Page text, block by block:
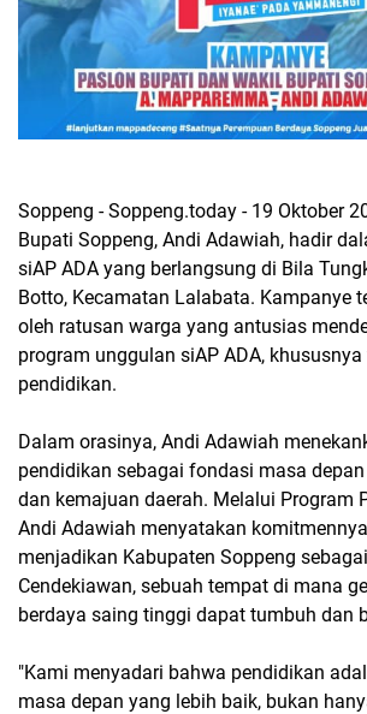
Soppeng - Soppeng.today - 19 Oktober
Bupati Soppeng, Andi Adawiah, hadir
siAP ADA yang berlangsung di Bila
Botto, Kecamatan Lalabata. Kampanye
oleh ratusan warga yang antusias
program unggulan siAP ADA,
pendidikan.
Dalam orasinya, Andi Adawiah
pendidikan sebagai fondasi masa
dan kemajuan daerah. Melalui Program
Andi Adawiah menyatakan
menjadikan Kabupaten Soppeng
Cendekiawan, sebuah tempat di mana
berdaya saing tinggi dapat tumbuh dan
"Kami menyadari bahwa pendidikan
masa depan yang lebih baik, bukan